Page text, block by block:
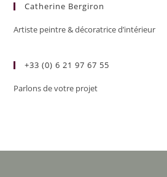
Catherine Bergiron
Artiste peintre & décoratrice d’intérieur
+33 (0) 6 21 97 67 55
Parlons de votre projet